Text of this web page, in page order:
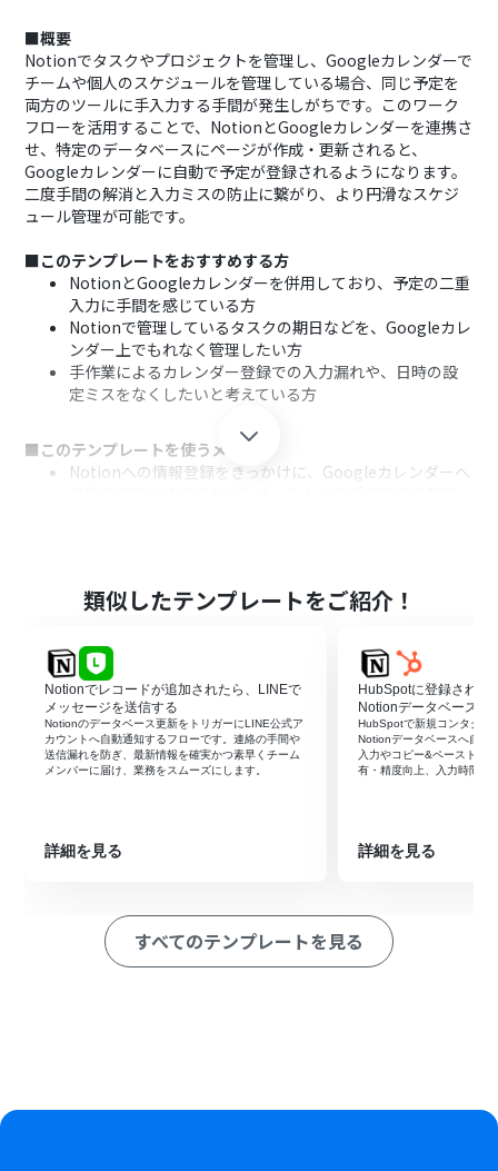
■概要
Notionでタスクやプロジェクトを管理し、Googleカレンダーで
チームや個人のスケジュールを管理している場合、同じ予定を
両方のツールに手入力する手間が発生しがちです。このワーク
フローを活用することで、NotionとGoogleカレンダーを連携さ
せ、特定のデータベースにページが作成・更新されると、
Googleカレンダーに自動で予定が登録されるようになります。
二度手間の解消と入力ミスの防止に繋がり、より円滑なスケジ
ュール管理が可能です。
■このテンプレートをおすすめする方
NotionとGoogleカレンダーを併用しており、予定の二重
入力に手間を感じている方
Notionで管理しているタスクの期日などを、Googleカレ
ンダー上でもれなく管理したい方
手作業によるカレンダー登録での入力漏れや、日時の設
定ミスをなくしたいと考えている方
■このテンプレートを使うメリット
Notionへの情報登録をきっかけに、Googleカレンダーへ
はじめに、NotionとGoogleカレンダーをYoomと連携し
ます。
次に、トリガーでNotionを選択し、「特定のデータソー
スのページが作成・更新されたら」というアクションを設
定し、対象のデータベースを指定します。
次に、オペレーションで分岐機能を設定し、フローを実
る」アクションを設定し、トリガーで検知したページの詳
細情報を取得します。
最後に、オペレーションでGoogleカレンダーの「予定を
作成」アクションを設定し、Notionから取得した情報を
もとに予定を作成します。
分岐機能の設定では、Notionの特定のプロパティ（ステ
類似したテンプレートをご紹介！
Notionでレコードが追加されたら、LINEで
メッセージを送信する
Notionのデータベース更新をトリガーにLINE公式ア
カウントへ自動通知するフローです。連絡の手間や
送信漏れを防ぎ、最新情報を確実かつ素早くチーム
メンバーに届け、業務をスムーズにします。
詳細を見る
HubSpotに登録された
Notionデータベースへ
HubSpotで新規コンタクト
Notionデータベースへ自動
入力やコピー&ペーストを
有・精度向上、入力時間の
詳細を見る
すべてのテンプレートを見る